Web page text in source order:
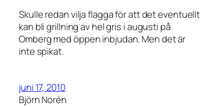
Skulle redan vilja flagga för att det eventuellt
kan bli grillning av hel gris i augusti på
Omberg med öppen inbjudan. Men det är
inte spikat.
juni 17, 2010
Björn Norén